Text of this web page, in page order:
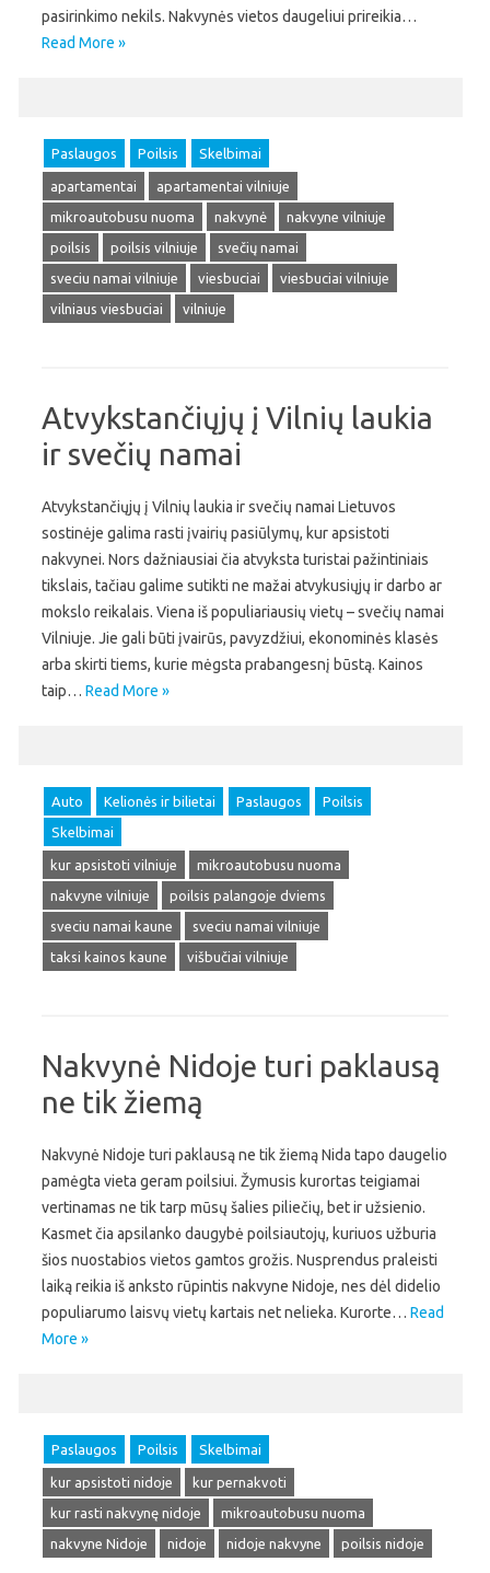
pasirinkimo nekils. Nakvynės vietos daugeliui prireikia…
Read More »
Paslaugos Poilsis Skelbimai
apartamentai
apartamentai vilniuje
mikroautobusu nuoma
nakvynė
nakvyne vilniuje
poilsis
poilsis vilniuje
svečių namai
sveciu namai vilniuje
viesbuciai
viesbuciai vilniuje
vilniaus viesbuciai
vilniuje
Atvykstančiųjų į Vilnių laukia
ir svečių namai
Atvykstančiųjų į Vilnių laukia ir svečių namai Lietuvos
sostinėje galima rasti įvairių pasiūlymų, kur apsistoti
nakvynei. Nors dažniausiai čia atvyksta turistai pažintiniais
tikslais, tačiau galime sutikti ne mažai atvykusiųjų ir darbo ar
mokslo reikalais. Viena iš populiariausių vietų – svečių namai
Vilniuje. Jie gali būti įvairūs, pavyzdžiui, ekonominės klasės
arba skirti tiems, kurie mėgsta prabangesnį būstą. Kainos
taip… Read More »
Auto Kelionės ir bilietai Paslaugos
Poilsis
Skelbimai
kur apsistoti vilniuje
mikroautobusu nuoma
nakvyne vilniuje
poilsis palangoje dviems
sveciu namai kaune
sveciu namai vilniuje
taksi kainos kaune
višbučiai vilniuje
Nakvynė Nidoje turi paklausą
ne tik žiemą
Nakvynė Nidoje turi paklausą ne tik žiemą Nida tapo daugelio
pamėgta vieta geram poilsiui. Žymusis kurortas teigiamai
vertinamas ne tik tarp mūsų šalies piliečių, bet ir užsienio.
Kasmet čia apsilanko daugybė poilsiautojų, kuriuos užburia
šios nuostabios vietos gamtos grožis. Nusprendus praleisti
laiką reikia iš anksto rūpintis nakvyne Nidoje, nes dėl didelio
populiarumo laisvų vietų kartais net nelieka. Kurorte… Read
More »
Paslaugos Poilsis Skelbimai
kur apsistoti nidoje
kur pernakvoti
kur rasti nakvynę nidoje
mikroautobusu nuoma
nakvyne Nidoje
nidoje nidoje nakvyne poilsis nidoje